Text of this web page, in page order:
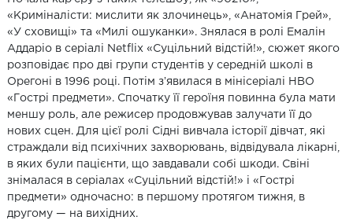
«Криміналісти: мислити як злочинець», «Анатомія Грей»,
«У сховищі» та «Милі ошуканки». Знялася в ролі Емалін
Аддаріо в серіалі Netflix «Суцільний відстій!», сюжет якого
розповідає про дві групи студентів у середній школі в
Орегоні в 1996 році. Потім зʼявилася в мінісеріалі HBO
«Гострі предмети». Спочатку її героїня повинна була мати
меншу роль, але режисер продовжував залучати її до
нових сцен. Для цієї ролі Сідні вивчала історії дівчат, які
страждали від психічних захворювань, відвідувала лікарні,
в яких були пацієнти, що завдавали собі шкоди. Свіні
знімалася в серіалах «Суцільний відстій!» і «Гострі
предмети» одночасно: в першому протягом тижня, в
другому — на вихідних.